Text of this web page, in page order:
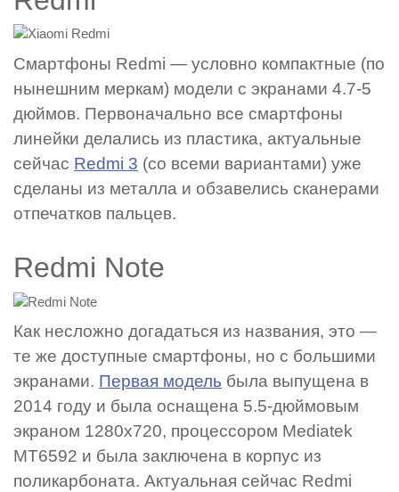
Смартфоны Redmi — условно компактные (по
нынешним меркам) модели с экранами 4.7-5
дюймов. Первоначально все смартфоны
линейки делались из пластика, актуальные
сейчас Redmi 3 (со всеми вариантами) уже
сделаны из металла и обзавелись сканерами
отпечатков пальцев.
Redmi Note
Как несложно догадаться из названия, это —
те же доступные смартфоны, но с большими
экранами. Первая модель была выпущена в
2014 году и была оснащена 5.5-дюймовым
экраном 1280х720, процессором Mediatek
MT6592 и была заключена в корпус из
поликарбоната. Актуальная сейчас Redmi